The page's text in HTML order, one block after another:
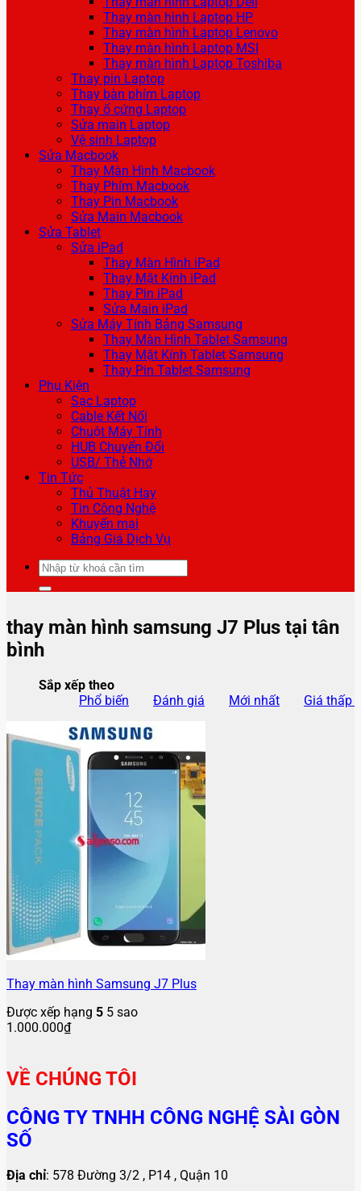
Thay màn hình Laptop HP
Thay màn hình Laptop Lenovo
Thay màn hình Laptop MSI
Thay màn hình Laptop Toshiba
Thay pin Laptop
Thay bàn phím Laptop
Thay ổ cứng Laptop
Sửa main Laptop
Vệ sinh Laptop
Sửa Macbook
Thay Màn Hình Macbook
Thay Phím Macbook
Thay Pin Macbook
Sửa Main Macbook
Sửa Tablet
Sửa iPad
Thay Màn Hình iPad
Thay Mặt Kính iPad
Thay Pin iPad
Sửa Main iPad
Sửa Máy Tính Bảng Samsung
Thay Màn Hình Tablet Samsung
Thay Mặt Kính Tablet Samsung
Thay Pin Tablet Samsung
Phụ Kiện
Sạc Laptop
Cable Kết Nối
Chuột Máy Tính
HUB Chuyển Đổi
USB/ Thẻ Nhớ
Tin Tức
Thủ Thuật Hay
Tin Công Nghệ
Khuyến mại
Bảng Giá Dịch Vụ
Tìm
kiếm:
thay màn hình samsung J7 Plus tại tân
bình
Sắp xếp theo
Phổ biến
Đánh giá Mới nhất Giá thấp
Thay màn hình Samsung J7 Plus
Được xếp hạng 5 5 sao
1.000.000₫
VỀ CHÚNG TÔI
CÔNG TY TNHH CÔNG NGHỆ SÀI GÒN
SỐ
Địa chỉ: 578 Đường 3/2 , P14 , Quận 10